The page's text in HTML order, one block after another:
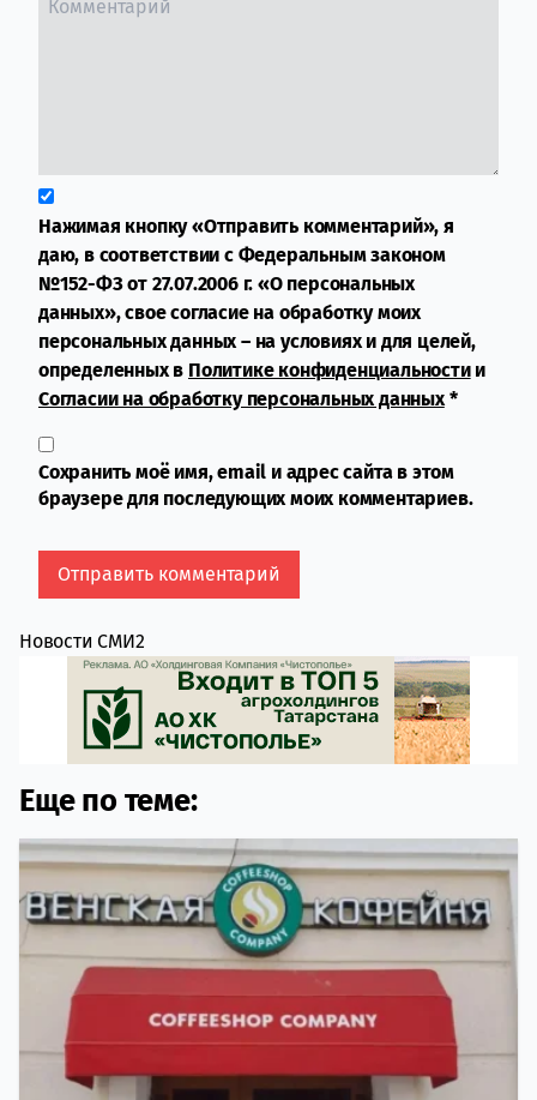
Нажимая кнопку «Отправить комментарий», я
даю, в соответствии с Федеральным законом
№152-ФЗ от 27.07.2006 г. «О персональных
данных», свое согласие на обработку моих
персональных данных – на условиях и для целей,
определенных в Политике конфиденциальностии
Согласии на обработку персональных данных*
Сохранить моё имя, email и адрес сайта в этом
браузере для последующих моих комментариев.
Новости СМИ2
Еще по теме: